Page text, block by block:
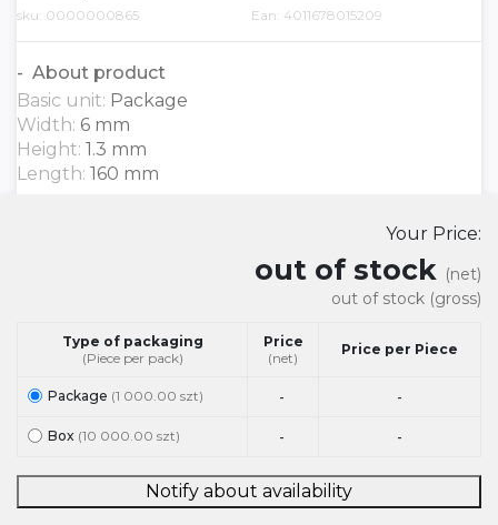
sku: 0000000865 Ean: 4011678015209
About product
Basic unit: Package
Width: 6 mm
Height: 1.3 mm
Length: 160 mm
Your Price:
out of stock (net)
out of stock (gross)
Type of packaging
(Piece per pack)
Price
(net)
Price per Piece
Package (1 000.00 szt) - -
Box (10 000.00 szt) - -
Notify about availability